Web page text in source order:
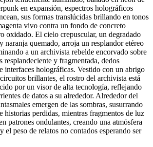
en expansión, espectros holográficos
sus formas translúcidas brillando en tonos
vivo contra un fondo de concreto
oxidado. El cielo crepuscular, un degradado
naranja quemado, arroja un resplandor etéreo
a un archivista rebelde encorvado sobre
resplandeciente y fragmentada, dedos
interfaces holográficas. Vestido con un abrigo
brillantes, el rostro del archivista está
por un visor de alta tecnología, reflejando
de datos a su alrededor. Alrededor del
emergen de las sombras, susurrando
historias perdidas, mientras fragmentos de luz
patrones ondulantes, creando una atmósfera
el peso de relatos no contados esperando ser